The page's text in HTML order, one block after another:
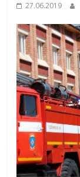
27.06.2019